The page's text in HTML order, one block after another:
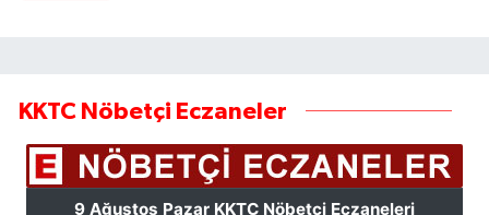
KKTC Nöbetçi Eczaneler